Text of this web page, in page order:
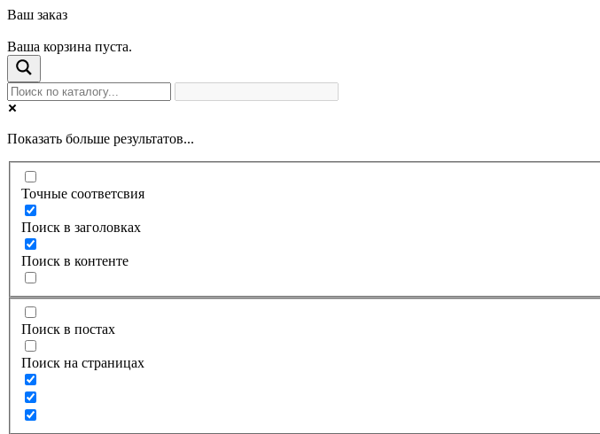
Ваш заказ
Ваша корзина пуста.
Показать больше результатов...
Точные соответсвия
Поиск в заголовках
Поиск в контенте
Поиск в постах
Поиск на страницах